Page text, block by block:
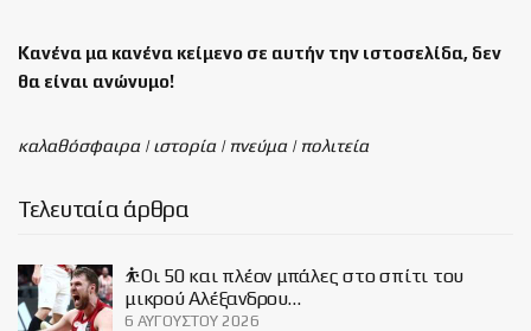
Κανένα μα κανένα κείμενο σε αυτήν την ιστοσελίδα, δεν
θα είναι ανώνυμο!
καλαθόσφαιρα | ιστορία | πνεύμα | πολιτεία
Τελευταία άρθρα
⛹️Οι 50 και πλέον μπάλες στο σπίτι του
μικρού Αλέξανδρου…
6 ΑΥΓΟΎΣΤΟΥ 2026